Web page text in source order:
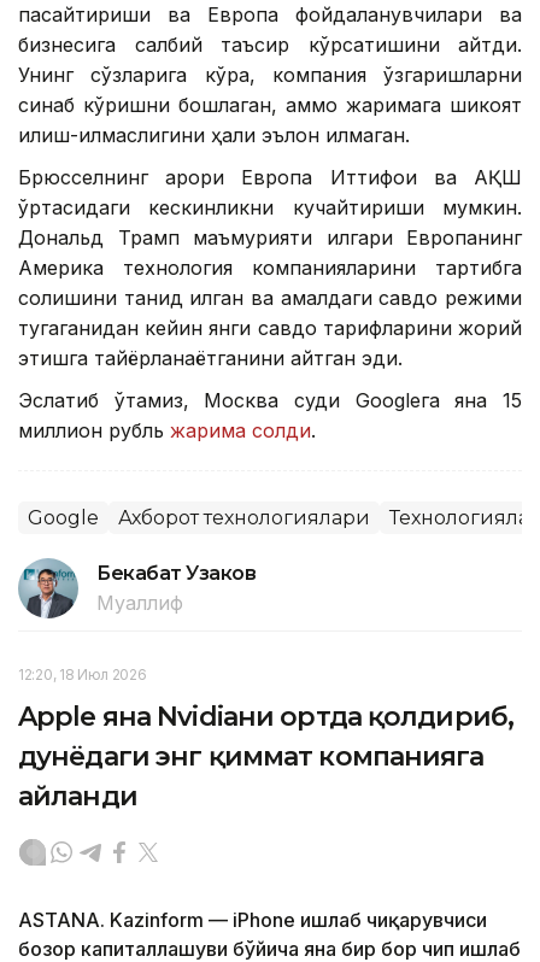
пасайтириши ва Европа фойдаланувчилари ва
бизнесига салбий таъсир кўрсатишини айтди.
Унинг сўзларига кўра, компания ўзгаришларни
синаб кўришни бошлаган, аммо жаримага шикоят
қилиш-қилмаслигини ҳали эълон қилмаган.
Брюсселнинг қарори Европа Иттифоқи ва АҚШ
ўртасидаги кескинликни кучайтириши мумкин.
Дональд Трамп маъмурияти илгари Европанинг
Америка технология компанияларини тартибга
солишини танқид қилган ва амалдаги савдо режими
тугаганидан кейин янги савдо тарифларини жорий
этишга тайёрланаётганини айтган эди.
Эслатиб ўтамиз, Москва суди Googleга яна 15
миллион рубль жарима солди.
Google Ахборот технологиялари
Бекабат Узаков
Муаллиф
12:20, 18 Июл 2026
Apple яна Nvidiaни ортда қолдириб,
дунёдаги энг қиммат компанияга
айланди
ASTANA. Kazinform — iPhone ишлаб чиқарувчиси
бозор капиталлашуви бўйича яна бир бор чип ишлаб